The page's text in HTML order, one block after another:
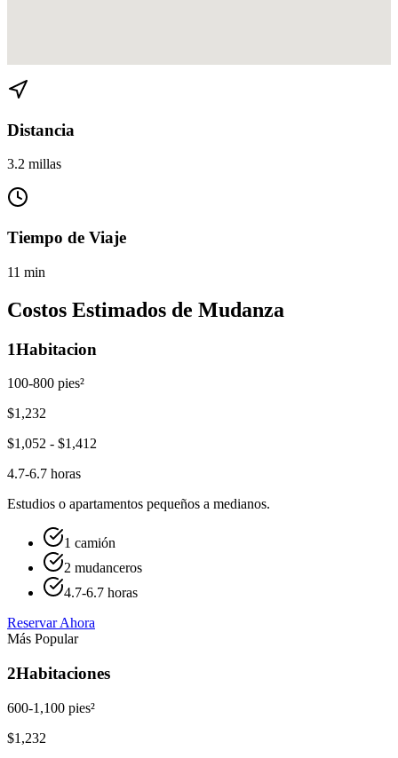
Distancia
3.2 millas
Tiempo de Viaje
11 min
Costos Estimados de Mudanza
1Habitacion
100-800 pies²
$1,232
$1,052 - $1,412
4.7-6.7 horas
Estudios o apartamentos pequeños a medianos.
1 camión
2 mudanceros
4.7-6.7 horas
Reservar Ahora
Más Popular
2Habitaciones
600-1,100 pies²
$1,232